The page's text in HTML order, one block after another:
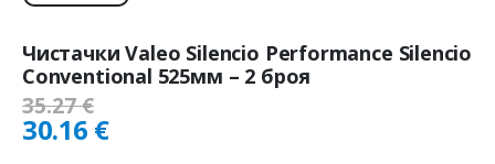
Чистачки Valeo Silencio Performance Silencio
Conventional 525мм – 2 броя
35.27€
30.16 €